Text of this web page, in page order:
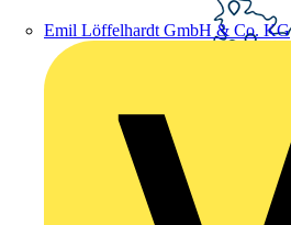
Emil Löffelhardt GmbH & Co. KG